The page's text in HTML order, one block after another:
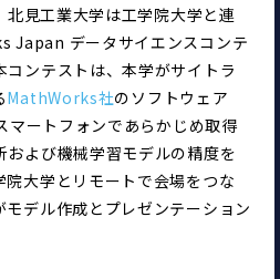
見工業大学は工学院大学と連
Japan データサイエンスコンテ
コンテストは、本学がサイトラ
MathWorks社のソフトウェア
マートフォンであらかじめ取得
および機械学習モデルの精度を
大学とリモートで会場をつな
デル作成とプレゼンテーション